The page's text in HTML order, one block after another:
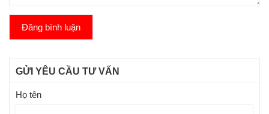
Đăng bình luận
GỬI YÊU CẦU TƯ VẤN
Họ tên